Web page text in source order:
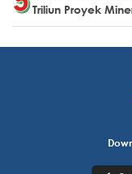
Triliun Proyek